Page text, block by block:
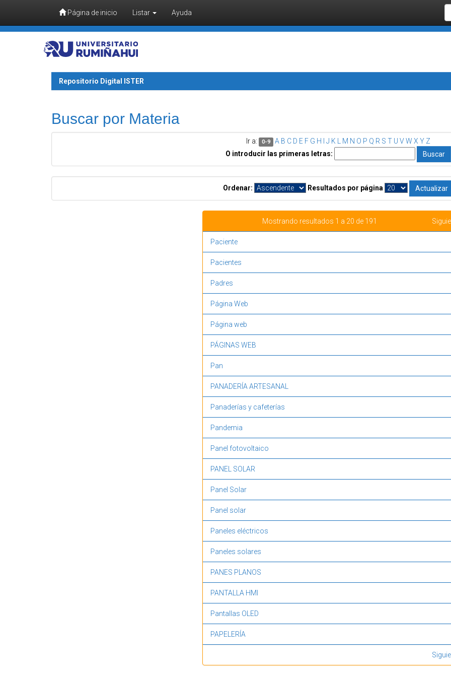
Skip navigation
Página de inicio Listar Ayuda
Repositorio Digital ISTER
Buscar por Materia
Ir a: 0-9 A B C D E F G H J K M N O P Q R S T U V W X Y Z
O introducir las primeras letras:
Ordenar: Resultados por página
Mostrando resultados 1 a 20 de 191
Paciente
Pacientes
Padres
Página Web
Página web
PÁGINAS WEB
Pan
PANADERÍA ARTESANAL
Panaderías y cafeterías
Pandemia
Panel fotovoltaico
PANEL SOLAR
Panel Solar
Panel solar
Paneles eléctricos
Paneles solares
PANES PLANOS
PANTALLA HMI
Pantallas OLED
PAPELERÍA